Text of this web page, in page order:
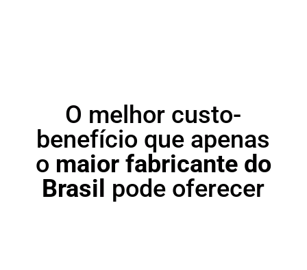
O melhor custo-
benefício que apenas
o maior fabricante do
Brasil pode oferecer